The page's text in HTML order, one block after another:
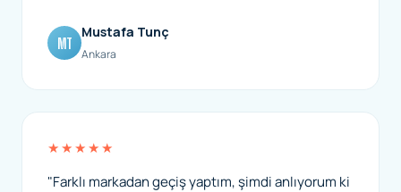
MT
Mustafa Tunç
Ankara
★★★★★
"Farklı markadan geçiş yaptım, şimdi anlıyorum ki